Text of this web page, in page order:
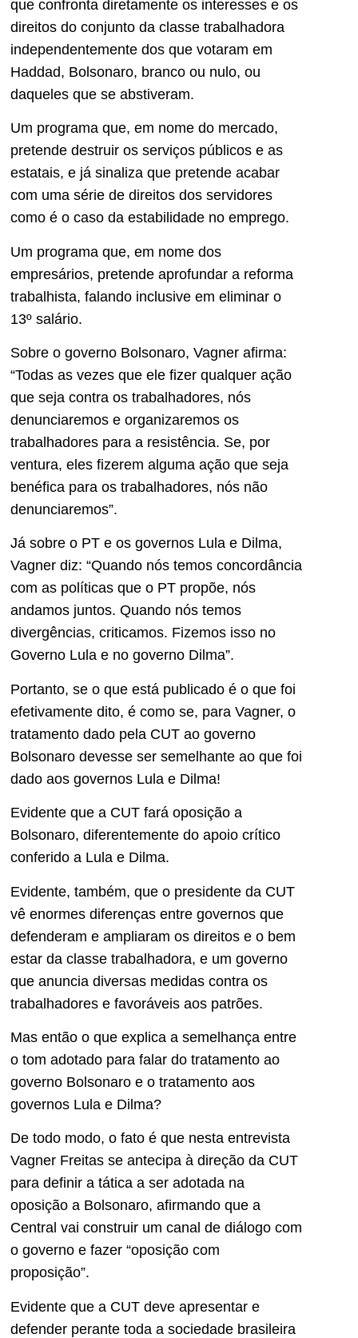
que confronta diretamente os interesses e os
direitos do conjunto da classe trabalhadora
independentemente dos que votaram em
Haddad, Bolsonaro, branco ou nulo, ou
daqueles que se abstiveram.
Um programa que, em nome do mercado,
pretende destruir os serviços públicos e as
estatais, e já sinaliza que pretende acabar
com uma série de direitos dos servidores
como é o caso da estabilidade no emprego.
Um programa que, em nome dos
empresários, pretende aprofundar a reforma
trabalhista, falando inclusive em eliminar o
13º salário.
Sobre o governo Bolsonaro, Vagner afirma:
“Todas as vezes que ele fizer qualquer ação
que seja contra os trabalhadores, nós
denunciaremos e organizaremos os
trabalhadores para a resistência. Se, por
ventura, eles fizerem alguma ação que seja
benéfica para os trabalhadores, nós não
denunciaremos”.
Já sobre o PT e os governos Lula e Dilma,
Vagner diz: “Quando nós temos concordância
com as políticas que o PT propõe, nós
andamos juntos. Quando nós temos
divergências, criticamos. Fizemos isso no
Governo Lula e no governo Dilma”.
Portanto, se o que está publicado é o que foi
efetivamente dito, é como se, para Vagner, o
tratamento dado pela CUT ao governo
Bolsonaro devesse ser semelhante ao que foi
dado aos governos Lula e Dilma!
Evidente que a CUT fará oposição a
Bolsonaro, diferentemente do apoio crítico
conferido a Lula e Dilma.
Evidente, também, que o presidente da CUT
vê enormes diferenças entre governos que
defenderam e ampliaram os direitos e o bem
estar da classe trabalhadora, e um governo
que anuncia diversas medidas contra os
trabalhadores e favoráveis aos patrões.
Mas então o que explica a semelhança entre
o tom adotado para falar do tratamento ao
governo Bolsonaro e o tratamento aos
governos Lula e Dilma?
De todo modo, o fato é que nesta entrevista
Vagner Freitas se antecipa à direção da CUT
para definir a tática a ser adotada na
oposição a Bolsonaro, afirmando que a
Central vai construir um canal de diálogo com
o governo e fazer “oposição com
proposição”.
Evidente que a CUT deve apresentar e
defender perante toda a sociedade brasileira